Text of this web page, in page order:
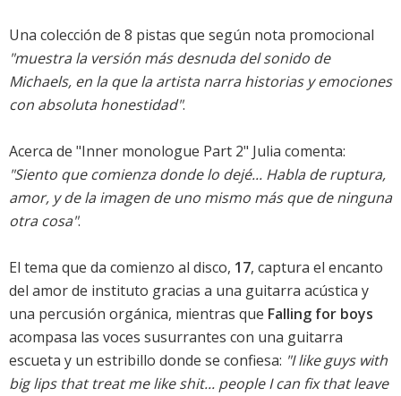
Una colección de 8 pistas que según nota promocional
"muestra la versión más desnuda del sonido de
Michaels, en la que la artista narra historias y emociones
con absoluta honestidad".
Acerca de "Inner monologue Part 2" Julia comenta:
"Siento que comienza donde lo dejé... Habla de ruptura,
amor, y de la imagen de uno mismo más que de ninguna
otra cosa".
El tema que da comienzo al disco, 17, captura el encanto
del amor de instituto gracias a una guitarra acústica y
una percusión orgánica, mientras que Falling for boys
acompasa las voces susurrantes con una guitarra
escueta y un estribillo donde se confiesa: "I like guys with
big lips that treat me like shit... people I can fix that leave